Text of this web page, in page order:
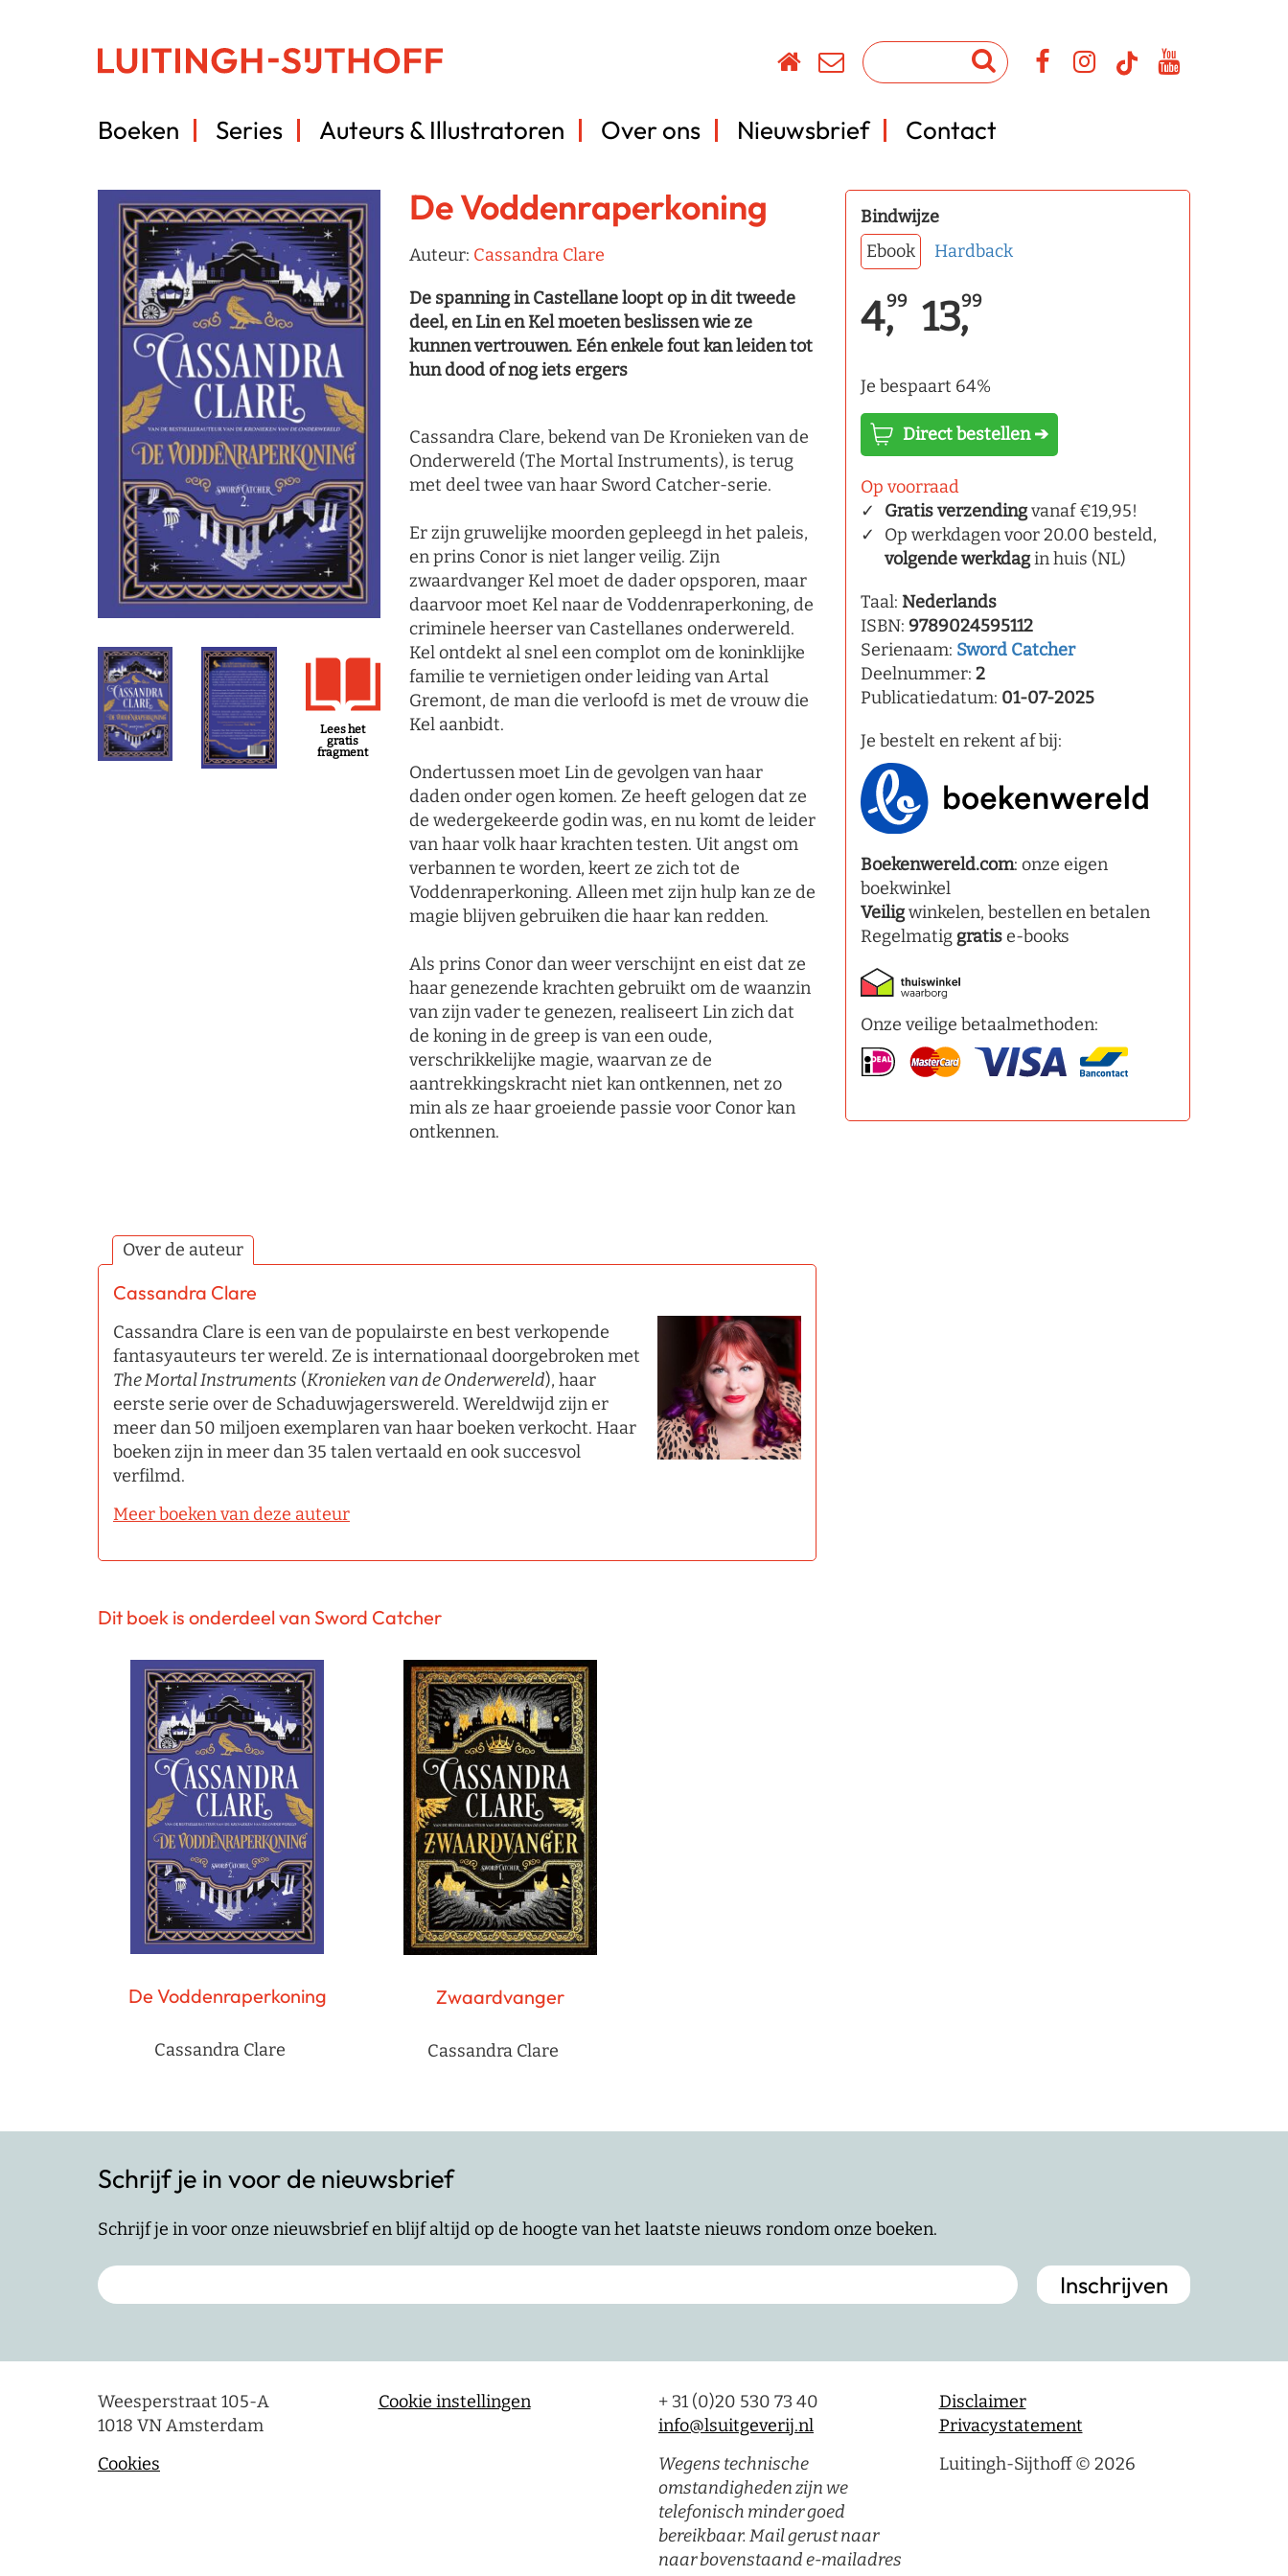
Boeken Series Auteurs & Illustratoren Over ons Nieuwsbrief Contact
Lees het
gratis
fragment
De Voddenraperkoning
Auteur: Cassandra Clare
De spanning in Castellane loopt op in dit tweede
deel, en Lin en Kel moeten beslissen wie ze
kunnen vertrouwen. Eén enkele fout kan leiden tot
hun dood of nog iets ergers
Cassandra Clare, bekend van De Kronieken van de
Onderwereld (The Mortal Instruments), is terug
met deel twee van haar Sword Catcher-serie.
Er zijn gruwelijke moorden gepleegd in het paleis,
en prins Conor is niet langer veilig. Zijn
zwaardvanger Kel moet de dader opsporen, maar
daarvoor moet Kel naar de Voddenraperkoning, de
criminele heerser van Castellanes onderwereld.
Kel ontdekt al snel een complot om de koninklijke
familie te vernietigen onder leiding van Artal
Gremont, de man die verloofd is met de vrouw die
Kel aanbidt.
Ondertussen moet Lin de gevolgen van haar
daden onder ogen komen. Ze heeft gelogen dat ze
de wedergekeerde godin was, en nu komt de leider
van haar volk haar krachten testen. Uit angst om
verbannen te worden, keert ze zich tot de
Voddenraperkoning. Alleen met zijn hulp kan ze de
magie blijven gebruiken die haar kan redden.
Als prins Conor dan weer verschijnt en eist dat ze
haar genezende krachten gebruikt om de waanzin
van zijn vader te genezen, realiseert Lin zich dat
de koning in de greep is van een oude,
verschrikkelijke magie, waarvan ze de
aantrekkingskracht niet kan ontkennen, net zo
min als ze haar groeiende passie voor Conor kan
ontkennen.
Over de auteur
Cassandra Clare
Cassandra Clare is een van de populairste en best verkopende
fantasyauteurs ter wereld. Ze is internationaal doorgebroken met
The Mortal Instruments (Kronieken van de Onderwereld), haar
eerste serie over de Schaduwjagerswereld. Wereldwijd zijn er
meer dan 50 miljoen exemplaren van haar boeken verkocht. Haar
boeken zijn in meer dan 35 talen vertaald en ook succesvol
verfilmd.
Meer boeken van deze auteur
Bindwijze
Ebook
Hardback
4,99 13,99
Je bespaart 64%
Direct bestellen ➔
Op voorraad
Gratis verzendingvanaf €19,95!
Op werkdagen voor 20.00 besteld,
volgende werkdagin huis (NL)
Taal: Nederlands
ISBN: 9789024595112
Serienaam: Sword Catcher
Deelnummer: 2
Publicatiedatum: 01-07-2025
Je bestelt en rekent af bij:
Boekenwereld.com: onze eigen
boekwinkel
Veiligwinkelen, bestellen en betalen
Regelmatig gratise-books
Onze veilige betaalmethoden:
Dit boek is onderdeel van Sword Catcher
De Voddenraperkoning
Cassandra Clare
Zwaardvanger
Cassandra Clare
Schrijf je in voor de nieuwsbrief
Schrijf je in voor onze nieuwsbrief en blijf altijd op de hoogte van het laatste nieuws rondom onze boeken.
Weesperstraat 105-A
1018 VN Amsterdam
Cookies
Cookie instellingen
+ 31 (0)20 530 73 40
info@lsuitgeverij.nl
Wegens technische
omstandigheden zijn we
telefonisch minder goed
bereikbaar. Mail gerust naar
naar bovenstaand e-mailadres
Disclaimer
Privacystatement
Luitingh-Sijthoff © 2026